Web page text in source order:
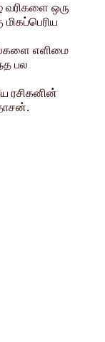
வரிகளை ஒரு
எளிமை
பல
ரசிகனின்